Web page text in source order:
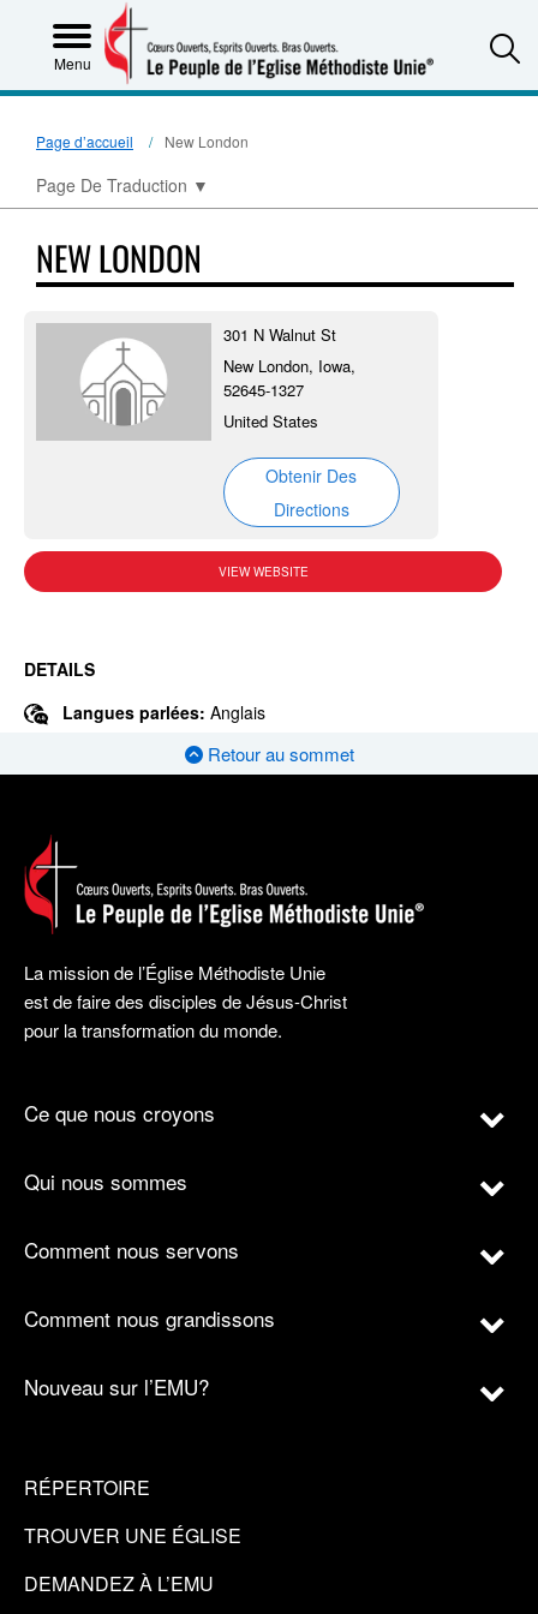
Menu
Page d’accueil New London
Page De Traduction ▼
NEW LONDON
301 N Walnut St
New London, Iowa,
52645-1327
United States
Obtenir Des
Directions
VIEW WEBSITE
DETAILS
Langues parlées: Anglais
Retour au sommet
La mission de l’Église Méthodiste Unie
est de faire des disciples de Jésus-Christ
pour la transformation du monde.
Ce que nous croyons
Qui nous sommes
Comment nous servons
Comment nous grandissons
Nouveau sur l’EMU?
RÉPERTOIRE
TROUVER UNE ÉGLISE
DEMANDEZ À L’EMU